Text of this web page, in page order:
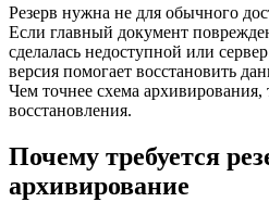
Резерв нужна не для обычного
Если главный документ
сделалась недоступной или
версия помогает восстановить
Чем точнее схема
восстановления.
Почему требуется
архивирование